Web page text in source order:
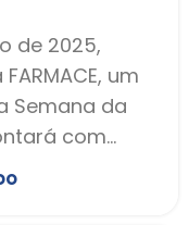
de 2025,
um
Semana da
com…